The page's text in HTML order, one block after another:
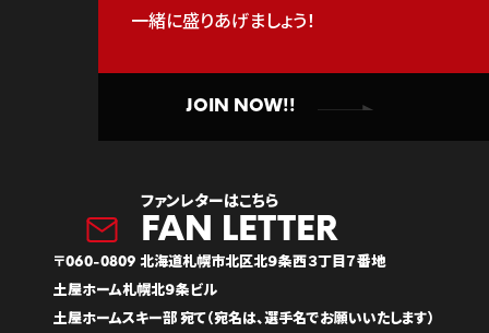
一緒に盛りあげましょう！
JOIN NOW!!
ファンレターはこちら
〒060-0809 北海道札幌市北区北９条西３丁目７番地
土屋ホーム札幌北９条ビル
土屋ホームスキー部 宛て（宛名は、選手名でお願いいたします）